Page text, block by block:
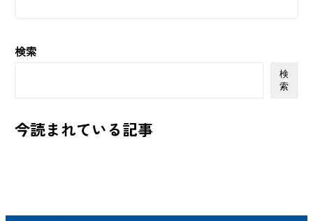
検索
検
索
今読まれている記事